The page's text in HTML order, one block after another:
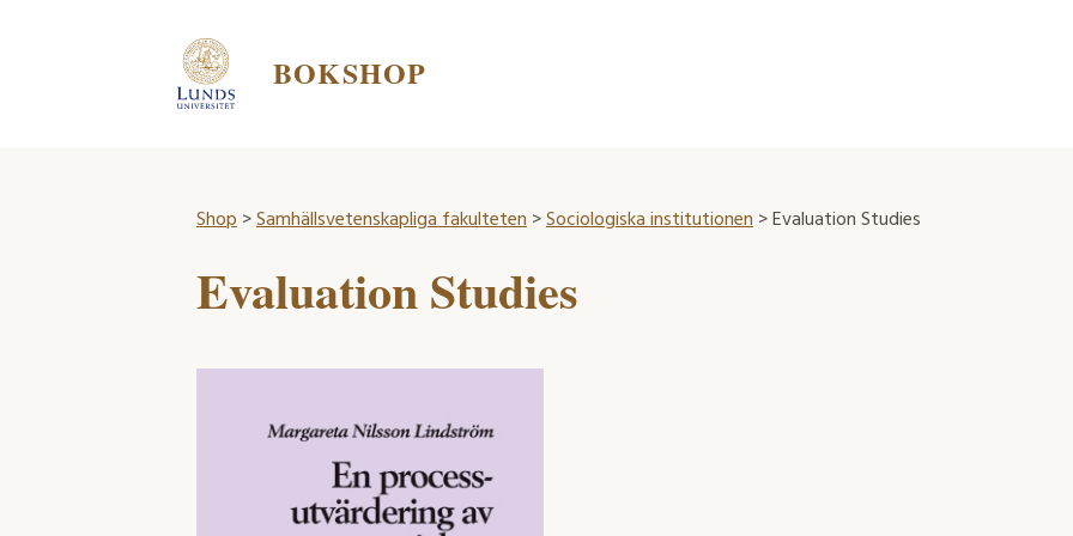
BOKSHOP
Shop>Samhällsvetenskapliga fakulteten>Sociologiska institutionen> Evaluation Studies
Evaluation Studies